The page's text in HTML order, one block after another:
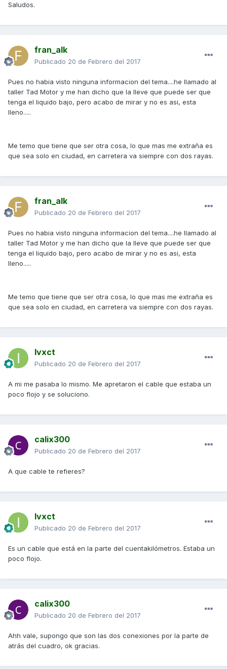
Saludos.
fran_alk
Publicado 20 de Febrero del 2017
Pues no habia visto ninguna informacion del tema....he llamado al
taller Tad Motor y me han dicho que la lleve que puede ser que
tenga el liquido bajo, pero acabo de mirar y no es asi, esta
lleno.....
Me temo que tiene que ser otra cosa, lo que mas me extraña es
que sea solo en ciudad, en carretera va siempre con dos rayas.
fran_alk
Publicado 20 de Febrero del 2017
Pues no habia visto ninguna informacion del tema....he llamado al
taller Tad Motor y me han dicho que la lleve que puede ser que
tenga el liquido bajo, pero acabo de mirar y no es asi, esta
lleno.....
Me temo que tiene que ser otra cosa, lo que mas me extraña es
que sea solo en ciudad, en carretera va siempre con dos rayas.
Ivxct
Publicado 20 de Febrero del 2017
A mi me pasaba lo mismo. Me apretaron el cable que estaba un
poco flojo y se soluciono.
calix300
Publicado 20 de Febrero del 2017
A que cable te refieres?
Ivxct
Publicado 20 de Febrero del 2017
Es un cable que está en la parte del cuentakilómetros. Estaba un
poco flojo.
calix300
Publicado 20 de Febrero del 2017
Ahh vale, supongo que son las dos conexiones por la parte de
atrás del cuadro, ok gracias.